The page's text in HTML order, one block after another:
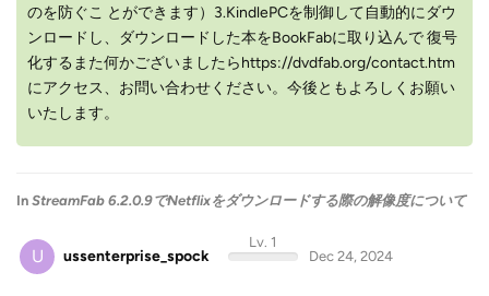
のを防ぐこ とができます）3.KindlePCを制御して自動的にダウ
ンロードし、ダウンロードした本をBookFabに取り込んで 復号
化するまた何かございましたらhttps://dvdfab.org/contact.htm
にアクセス、お問い合わせください。今後ともよろしくお願い
いたします。
In StreamFab 6.2.0.9でNetflixをダウンロードする際の解像度について
U ussenterprise_spock
Lv. 1
Dec 24, 2024